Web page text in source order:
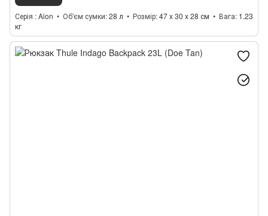
Серія Aion Об'єм сумки 28 л Розмір 47 x 30 x 28 см Вага 1.23
кг